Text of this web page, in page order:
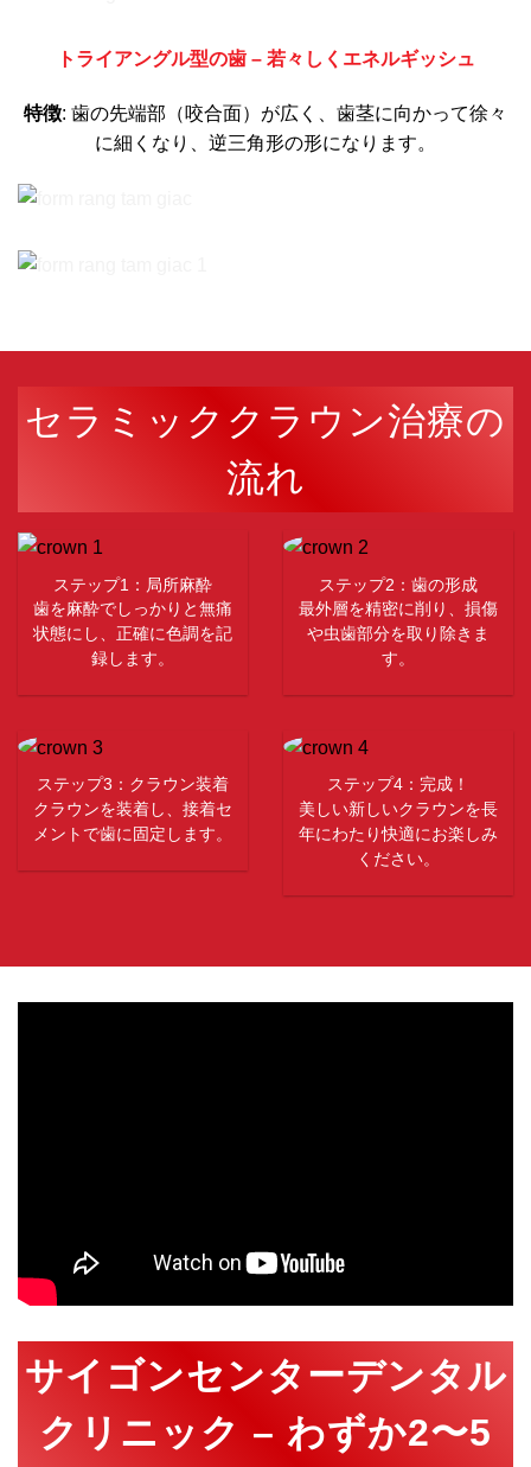
トライアングル型の歯 – 若々しくエネルギッシュ
特徴: 歯の先端部（咬合面）が広く、歯茎に向かって徐々
に細くなり、逆三角形の形になります。
セラミッククラウン治療の
流れ
ステップ1：局所麻酔
歯を麻酔でしっかりと無痛
状態にし、正確に色調を記
録します。
ステップ2：歯の形成
最外層を精密に削り、損傷
や虫歯部分を取り除きま
す。
ステップ3：クラウン装着
クラウンを装着し、接着セ
メントで歯に固定します。
ステップ4：完成！
美しい新しいクラウンを長
年にわたり快適にお楽しみ
ください。
サイゴンセンターデンタル
クリニック – わずか2〜5